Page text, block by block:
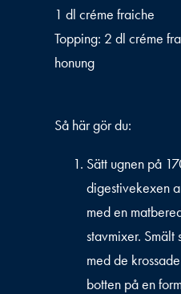
1 dl créme fraiche
Topping: 2 dl créme
honung
Så här gör du:
Sätt ugnen på
digestivekexen
med en
stavmixer. Smält
med de
botten på en